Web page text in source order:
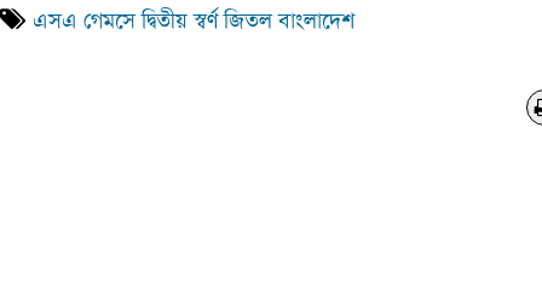
এসএ গেমসে দ্বিতীয় স্বর্ণ জিতল বাংলাদেশ